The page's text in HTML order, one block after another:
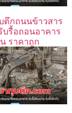
ตึกถนนข้าวสาร
บรื้อถอนอาคาร
ราคาถูก